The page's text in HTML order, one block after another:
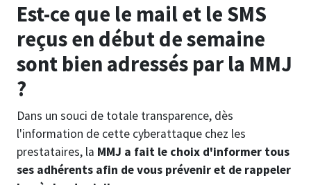
Est-ce que le mail et le SMS
reçus en début de semaine
sont bien adressés par la MMJ
?
Dans un souci de totale transparence, dès
l'information de cette cyberattaque chez les
prestataires, la MMJ a fait le choix d'informer tous
ses adhérents afin de vous prévenir et de rappeler